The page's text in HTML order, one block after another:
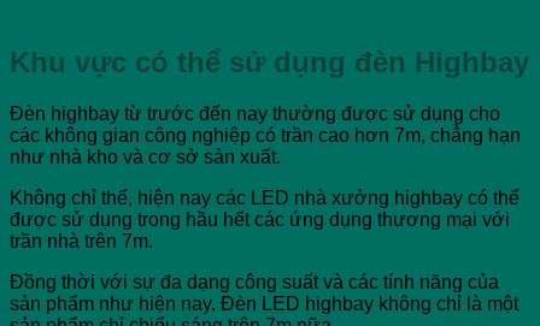
Khu vực có thể sử dụng đèn Highbay
Đèn highbay từ trước đến nay thường được sử dụng cho
các không gian công nghiệp có trần cao hơn 7m, chẳng hạn
như nhà kho và cơ sở sản xuất.
Không chỉ thế, hiện nay các LED nhà xưởng highbay có thể
được sử dụng trong hầu hết các ứng dụng thương mại với
trần nhà trên 7m.
Đồng thời với sự đa dạng công suất và các tính năng của
sản phẩm như hiện nay. Đèn LED highbay không chỉ là một